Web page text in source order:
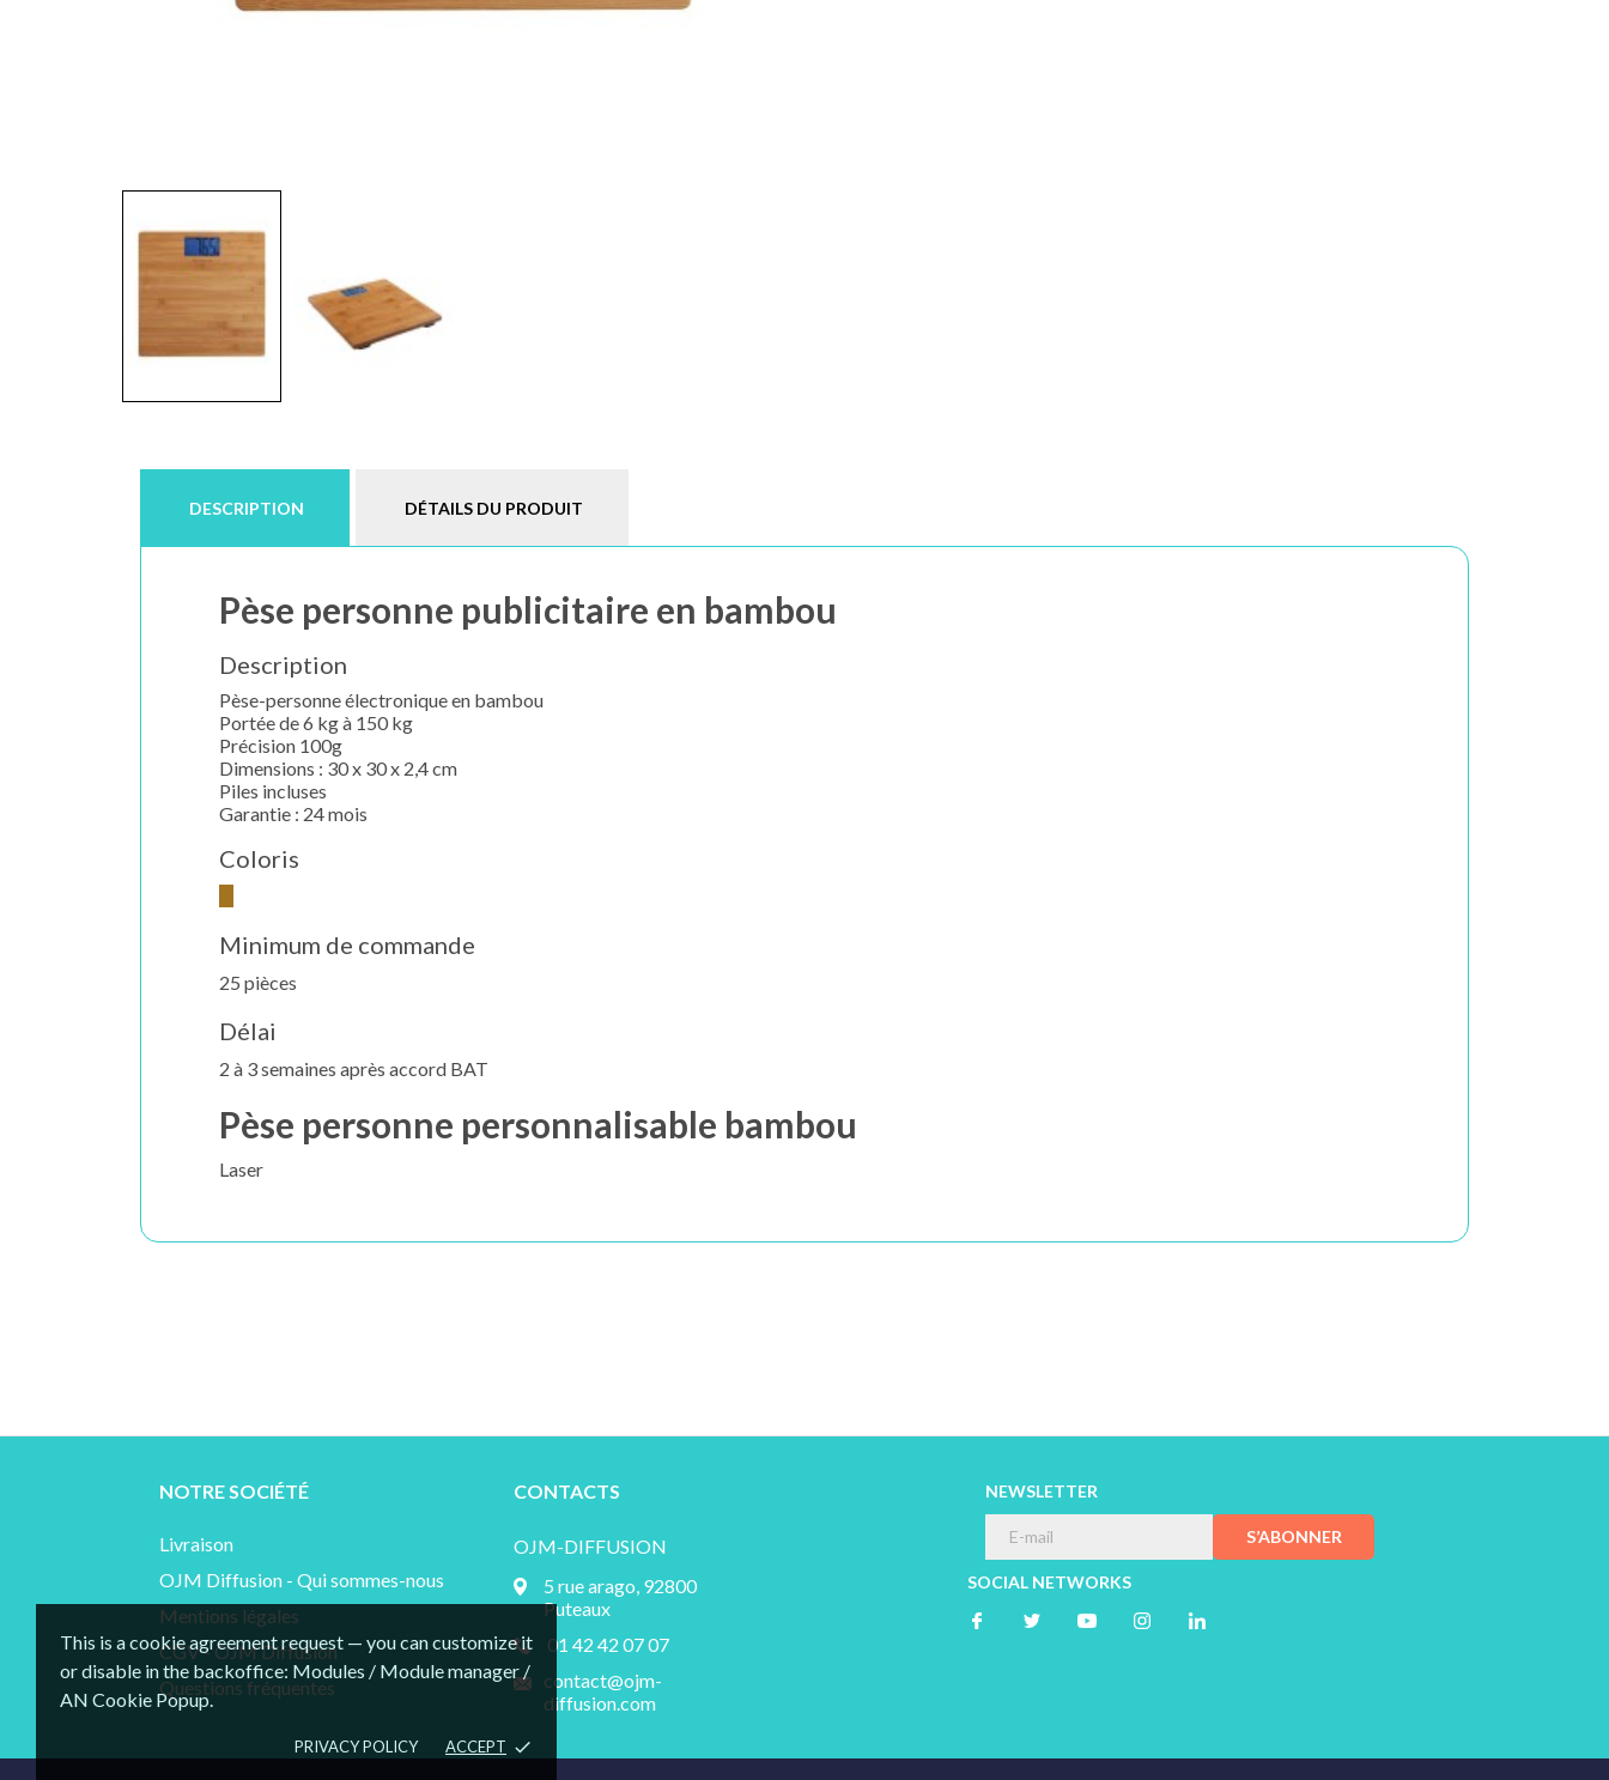
This is a cookie agreement request — you can customize it
or disable in the backoffice: Modules / Module manager /
AN Cookie Popup.
PRIVACY POLICY ACCEPT done
DESCRIPTION DÉTAILS DU PRODUIT
Pèse personne publicitaire en bambou
Description
Pèse-personne électronique en bambou
Portée de 6 kg à 150 kg
Précision 100g
Dimensions : 30 x 30 x 2,4 cm
Piles incluses
Garantie : 24 mois
Coloris
Minimum de commande
25 pièces
Délai
2 à 3 semaines après accord BAT
Pèse personne personnalisable bambou
Laser
NOTRE SOCIÉTÉ
Livraison
OJM Diffusion - Qui sommes-nous
Mentions légales
CGV - OJM Diffusion
Questions fréquentes
CONTACTS
OJM-DIFFUSION
5 rue arago, 92800
Puteaux
01 42 42 07 07
contact@ojm-
diffusion.com
NEWSLETTER
S’ABONNER
SOCIAL NETWORKS